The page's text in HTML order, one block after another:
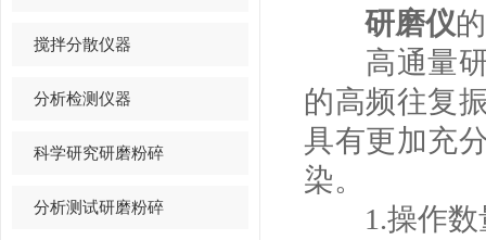
搅拌分散仪器
分析检测仪器
科学研究研磨粉碎
分析测试研磨粉碎
研磨仪
高通量研
的高频往复
具有更加充
染。
1.操作数